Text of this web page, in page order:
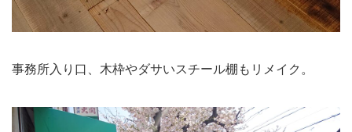
事務所入り口、木枠やダサいスチール棚もリメイク。